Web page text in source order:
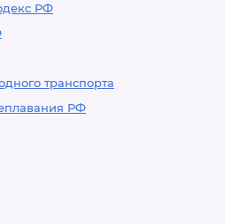
РФ
транспорта
РФ